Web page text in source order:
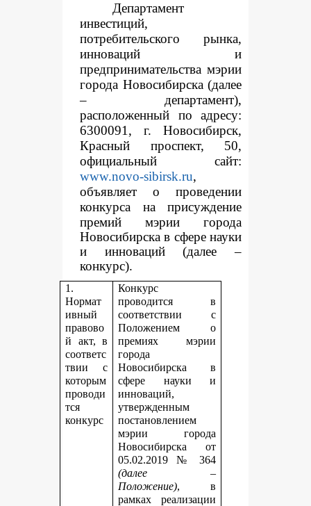
Департамент
инвестиций,
потребительского рынка,
инноваций и
предпринимательства мэрии
города Новосибирска (далее
– департамент),
расположенный по адресу:
6300091, г. Новосибирск,
Красный проспект, 50,
официальный сайт:
www.novo-sibirsk.ru,
объявляет о проведении
конкурса на присуждение
премий мэрии города
Новосибирска в сфере науки
и инноваций (далее –
конкурс).
1.
Нормат
ивный
правово
й акт, в
соответс
твии с
которым
проводи
тся
конкурс
Конкурс
проводится в
соответствии с
Положением о
премиях мэрии
города
Новосибирска в
сфере науки и
инноваций,
утвержденным
постановлением
мэрии города
Новосибирска от
05.02.2019 № 364
(далее –
Положение), в
рамках реализации